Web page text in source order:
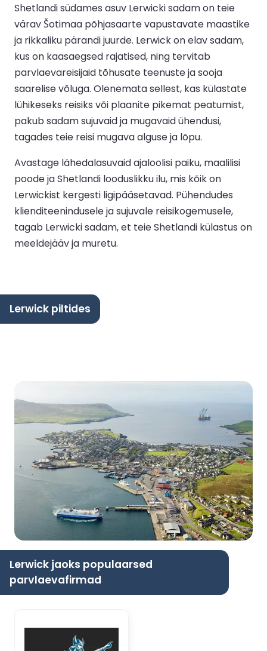
Shetlandi südames asuv Lerwicki sadam on teie
värav Šotimaa põhjasaarte vapustavate maastike
ja rikkaliku pärandi juurde. Lerwick on elav sadam,
kus on kaasaegsed rajatised, ning tervitab
parvlaevareisijaid tõhusate teenuste ja sooja
saarelise võluga. Olenemata sellest, kas külastate
lühikeseks reisiks või plaanite pikemat peatumist,
pakub sadam sujuvaid ja mugavaid ühendusi,
tagades teie reisi mugava alguse ja lõpu.
Avastage lähedalasuvaid ajaloolisi paiku, maalilisi
poode ja Shetlandi looduslikku ilu, mis kõik on
Lerwickist kergesti ligipääsetavad. Pühendudes
klienditeenindusele ja sujuvale reisikogemusele,
tagab Lerwicki sadam, et teie Shetlandi külastus on
meeldejääv ja muretu.
Lerwick piltides
Lerwick jaoks populaarsed
parvlaevafirmad